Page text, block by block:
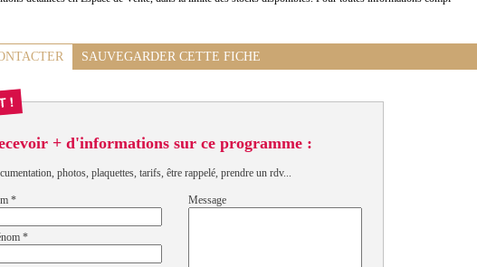
SAUVEGARDER CETTE FICHE
+ d'informations sur ce programme :
photos, plaquettes, tarifs, être rappelé, prendre un rdv...
*
*
Message